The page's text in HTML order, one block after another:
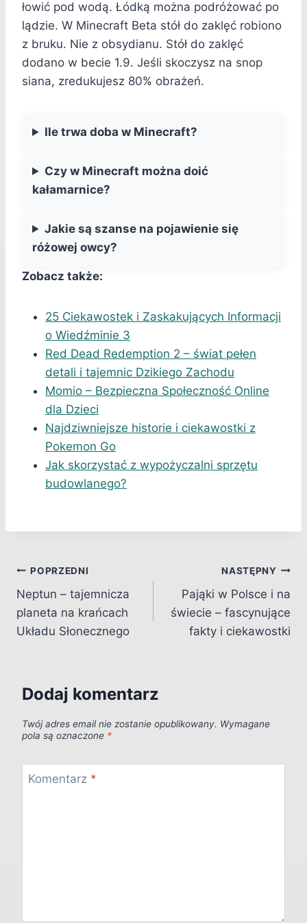
łowić pod wodą. Łódką można podróżować po
lądzie. W Minecraft Beta stół do zaklęć robiono
z bruku. Nie z obsydianu. Stół do zaklęć
dodano w becie 1.9. Jeśli skoczysz na snop
siana, zredukujesz 80% obrażeń.
Ile trwa doba w Minecraft?
Czy w Minecraft można doić
kałamarnice?
Jakie są szanse na pojawienie się
różowej owcy?
Zobacz także:
25 Ciekawostek i Zaskakujących Informacji
o Wiedźminie 3
Red Dead Redemption 2 – świat pełen
detali i tajemnic Dzikiego Zachodu
Momio – Bezpieczna Społeczność Online
dla Dzieci
Najdziwniejsze historie i ciekawostki z
Pokemon Go
Jak skorzystać z wypożyczalni sprzętu
budowlanego?
Nawigacja
wpisu
POPRZEDNI
Neptun – tajemnicza
planeta na krańcach
Układu Słonecznego
NASTĘPNY
Pająki w Polsce i na
świecie – fascynujące
fakty i ciekawostki
Dodaj komentarz
Twój adres email nie zostanie opublikowany. Wymagane
pola są oznaczone *
Komentarz *